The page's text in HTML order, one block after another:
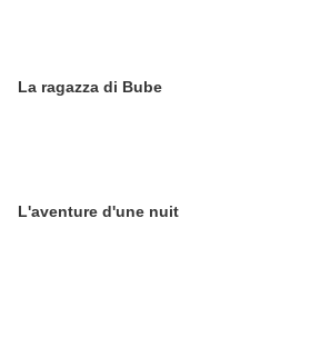
La ragazza di Bube
L'aventure d'une nuit